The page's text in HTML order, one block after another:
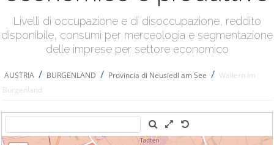
Livelli di occupazione e di disoccupazione, reddito
disponibile, consumi per merceologia e segmentazione
delle imprese per settore economico
AUSTRIA / BURGENLAND / Provincia di Neusiedl am See / Wallern im
Burgenland